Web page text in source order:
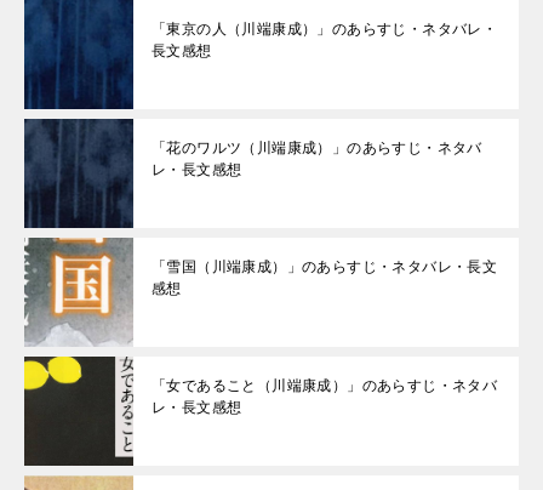
「東京の人（川端康成）」のあらすじ・ネタバレ・
長文感想
「花のワルツ（川端康成）」のあらすじ・ネタバ
レ・長文感想
「雪国（川端康成）」のあらすじ・ネタバレ・長文
感想
「女であること（川端康成）」のあらすじ・ネタバ
レ・長文感想